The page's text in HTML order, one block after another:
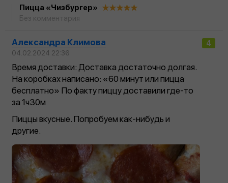
Пицца «Чизбургер»
4
Александра Климова
04.02.2024 22:36
Время доставки: Доставка достаточно долгая.
На коробках написано: «60 минут или пицца
бесплатно» По факту пиццу доставили где-то
за 1ч30м
Пиццы вкусные. Попробуем как-нибудь и
другие.